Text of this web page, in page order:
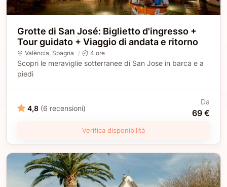
Grotte di San José: Biglietto d'ingresso +
Tour guidato + Viaggio di andata e ritorno
València, Spagna 4 ore
Scopri le meraviglie sotterranee di San Jose in barca e a
piedi
4,8 (6 recensioni)
Da
69 €
Verifica disponibilità